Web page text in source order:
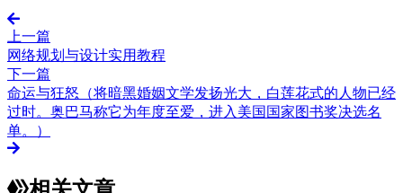
上一篇
网络规划与设计实用教程
下一篇
命运与狂怒（将暗黑婚姻文学发扬光大，白莲花式的人物已经
过时。奥巴马称它为年度至爱，进入美国国家图书奖决选名
单。）